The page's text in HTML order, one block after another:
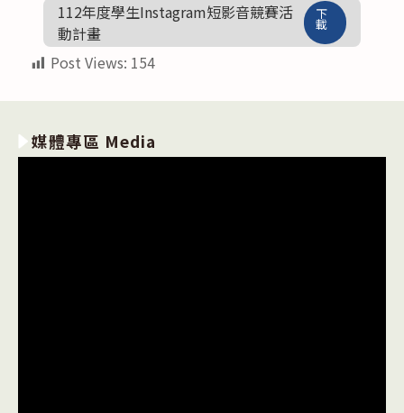
112年度學生Instagram短影音競賽活
動計畫
下
載
Post Views: 154
媒體專區 Media